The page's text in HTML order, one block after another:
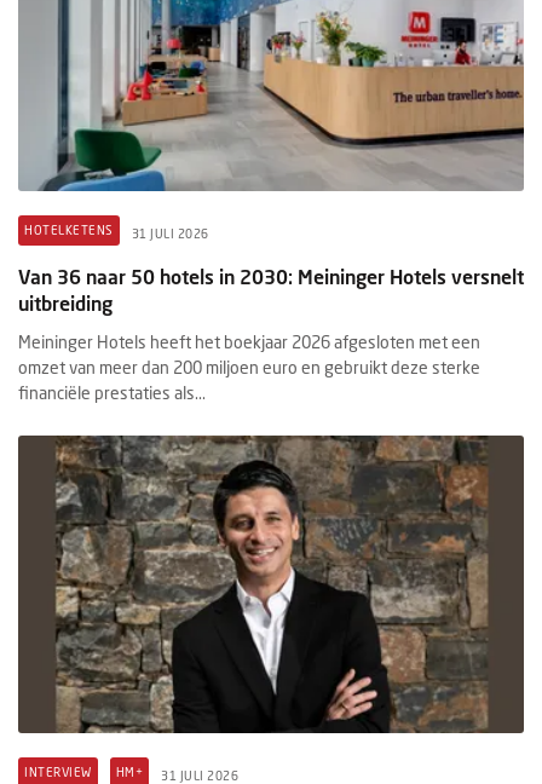
HOTELKETENS 31 JULI 2026
Van 36 naar 50 hotels in 2030: Meininger Hotels versnelt
uitbreiding
Meininger Hotels heeft het boekjaar 2026 afgesloten met een
omzet van meer dan 200 miljoen euro en gebruikt deze sterke
financiële prestaties als...
INTERVIEW HM+ 31 JULI 2026